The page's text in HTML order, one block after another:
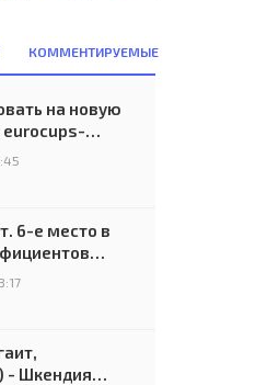
КОММЕНТИРУЕМЫЕ
на новую
eurocups-
6-е место в
за Россией
- Шкендия